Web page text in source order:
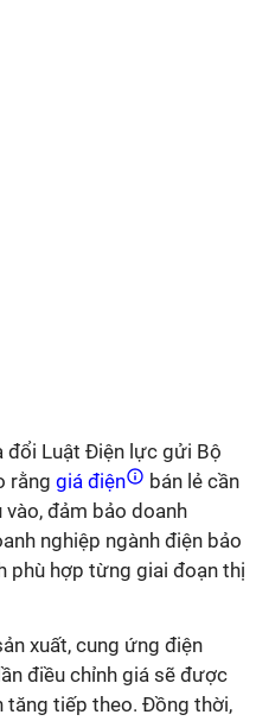
đổi Luật Điện lực gửi Bộ
rằng giá điện
bán lẻ cần
đảm bảo doanh
nghiệp ngành điện bảo
phù hợp từng giai đoạn thị
xuất, cung ứng điện
điều chỉnh giá sẽ được
tăng tiếp theo. Đồng thời,